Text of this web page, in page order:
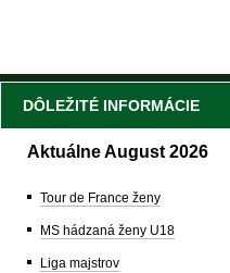
DÔLEŽITÉ INFORMÁCIE
Aktuálne August 2026
Tour de France ženy
MS hádzaná ženy U18
Liga majstrov